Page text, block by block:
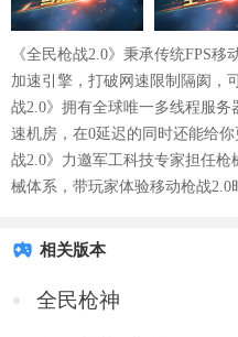
《全民枪战2.0》秉承传统FPS
加速引擎，打破网速限制隔阂，
战2.0》拥有全球唯一多线程服
速机房，在0延迟的同时还能给
战2.0》力邀军工科技专家担任
械体系，带玩家体验移动枪战2.0
相关版本
全民枪神